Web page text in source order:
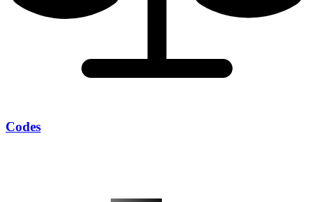
Codes